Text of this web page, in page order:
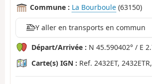
Commune : La Bourboule (63150)
Y aller en transports en commun
Départ/Arrivée : N 45.590402° / E
Carte(s) IGN : Ref. 2432ET,